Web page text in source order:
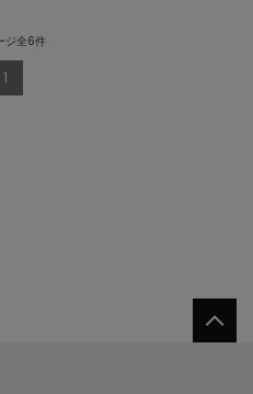
ジ全6件
1